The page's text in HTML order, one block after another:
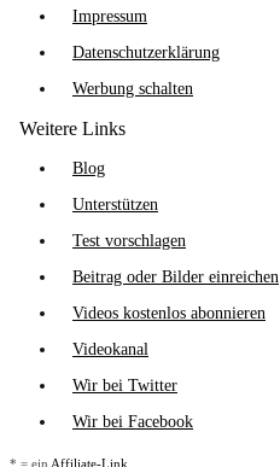
Impressum
Datenschutzerklärung
Werbung schalten
Weitere Links
Blog
Unterstützen
Test vorschlagen
Beitrag oder Bilder einreichen
Videos kostenlos abonnieren
Videokanal
Wir bei Twitter
Wir bei Facebook
* = ein Affiliate-Link